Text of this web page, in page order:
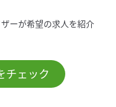
ーが希望の求人を紹介
チェック